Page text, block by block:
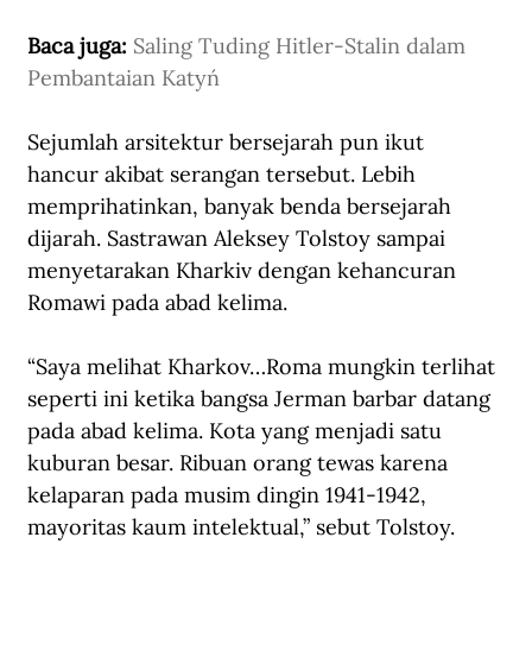
Baca juga: Saling Tuding Hitler-Stalin dalam
Pembantaian Katyń
Sejumlah arsitektur bersejarah pun ikut
hancur akibat serangan tersebut. Lebih
memprihatinkan, banyak benda bersejarah
dijarah. Sastrawan Aleksey Tolstoy sampai
menyetarakan Kharkiv dengan kehancuran
Romawi pada abad kelima.
“Saya melihat Kharkov…Roma mungkin terlihat
seperti ini ketika bangsa Jerman barbar datang
pada abad kelima. Kota yang menjadi satu
kuburan besar. Ribuan orang tewas karena
kelaparan pada musim dingin 1941-1942,
mayoritas kaum intelektual,” sebut Tolstoy.